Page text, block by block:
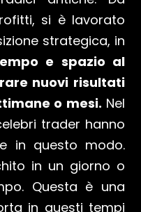
si è lavorato
strategica, in
e spazio al
nuovi risultati
o mesi. Nel
trader hanno
in questo modo.
in un giorno o
Questa è una
in questi tempi